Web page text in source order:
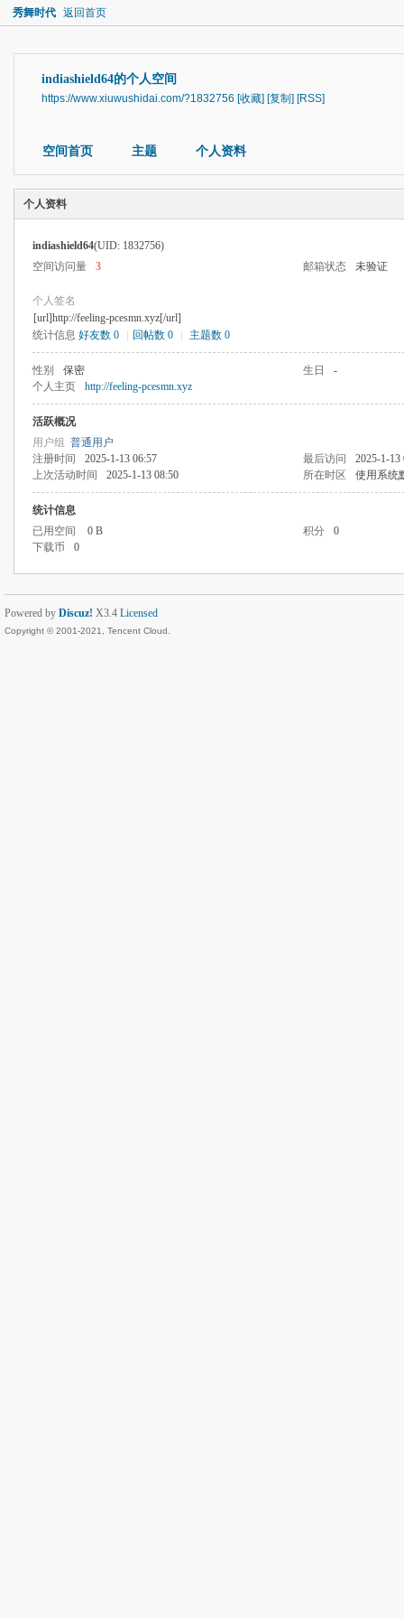
秀舞时代 返回首页
indiashield64的个人空间
https://www.xiuwushidai.com/?1832756 [收藏] [复制] [RSS]
空间首页 主题 个人资料
个人资料
indiashield64(UID: 1832756)
空间访问量
3 邮箱状态 未验证
个人签名
[url]http://feeling-pcesmn.xyz[/url]
统计信息 好友数 0 回帖数 0 主题数 0
性别 保密 生日
-
个人主页
http://feeling-pcesmn.xyz
活跃概况
用户组 普通用户
注册时间
2025-1-13 06:57 最后访问
2025-1-13
上次活动时间
2025-1-13 08:50 所在时区 使用系统
统计信息
已用空间
0 B 积分
0
下载币
0
Powered by Discuz! X3.4 Licensed
Copyright © 2001-2021, Tencent Cloud.